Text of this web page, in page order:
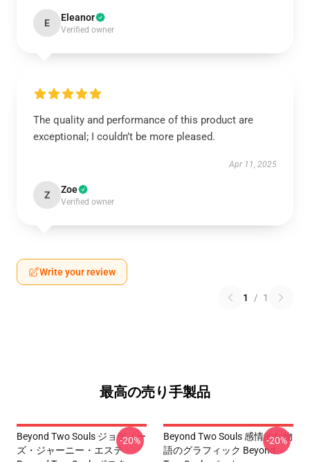
E Eleanor
Verified owner
The quality and performance of this product are
exceptional; I couldn’t be more pleased.
Apr 11, 2025
Z Zoe
Verified owner
Write your review
1 / 1
最高の売り手製品
Beyond Two Souls ジョディー
ズ・ジャーニー・エステ
-20%
Beyond Two Souls 感情的な物
語のグラフィック Beyond
-20%